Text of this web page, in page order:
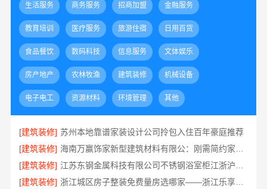
生活服务 商务服务 招商加盟 金融服务
教育培训 医疗服务 旅游住宿 日用百货
食品餐饮 数码科技 信息服务 文体娱乐
房产地产 农林牧渔 建筑装修 机械设备
电子电工 资源材料 环境管理 其他
[建筑装修] 苏州本地靠谱家装设计公司拎包入住百年豪庭推荐
[建筑装修]
[建筑装修]
[建筑装修]
浙江城区房子整装免费量房选哪家——浙江乐享新材料有限公司